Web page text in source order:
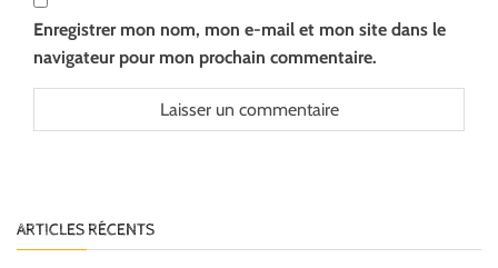
Enregistrer mon nom, mon e-mail et mon site dans le
navigateur pour mon prochain commentaire.
ARTICLES RÉCENTS